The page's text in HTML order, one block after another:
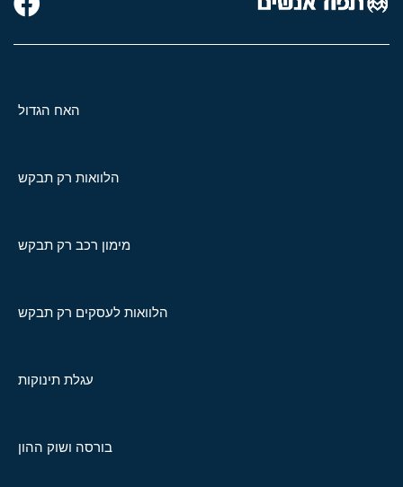
האח הגדול
הלוואות רק תבקש
מימון רכב רק תבקש
הלוואות לעסקים רק תבקש
עגלת תינוקות
בורסה ושוק ההון